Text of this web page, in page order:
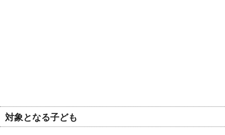
対象となる子ども